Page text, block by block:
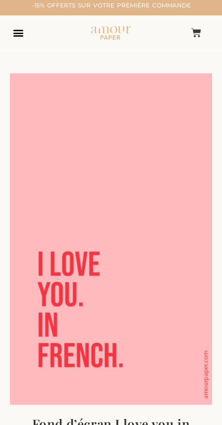
-15% OFFERTS SUR VOTRE PREMIÈRE COMMANDE